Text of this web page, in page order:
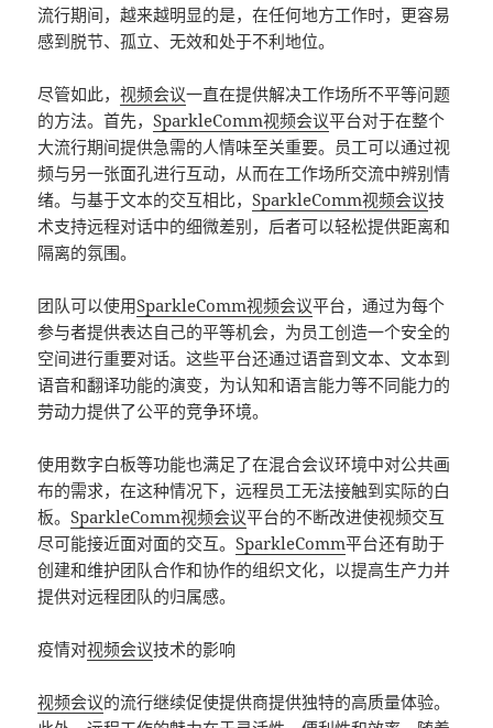
流行期间，越来越明显的是，在任何地方工作时，更容易
感到脱节、孤立、无效和处于不利地位。
尽管如此，视频会议一直在提供解决工作场所不平等问题
的方法。首先，SparkleComm视频会议平台对于在整个
大流行期间提供急需的人情味至关重要。员工可以通过视
频与另一张面孔进行互动，从而在工作场所交流中辨别情
绪。与基于文本的交互相比，SparkleComm视频会议技
术支持远程对话中的细微差别，后者可以轻松提供距离和
隔离的氛围。
团队可以使用SparkleComm视频会议平台，通过为每个
参与者提供表达自己的平等机会，为员工创造一个安全的
空间进行重要对话。这些平台还通过语音到文本、文本到
语音和翻译功能的演变，为认知和语言能力等不同能力的
劳动力提供了公平的竞争环境。
使用数字白板等功能也满足了在混合会议环境中对公共画
布的需求，在这种情况下，远程员工无法接触到实际的白
板。SparkleComm视频会议平台的不断改进使视频交互
尽可能接近面对面的交互。SparkleComm平台还有助于
创建和维护团队合作和协作的组织文化，以提高生产力并
提供对远程团队的归属感。
疫情对视频会议技术的影响
视频会议的流行继续促使提供商提供独特的高质量体验。